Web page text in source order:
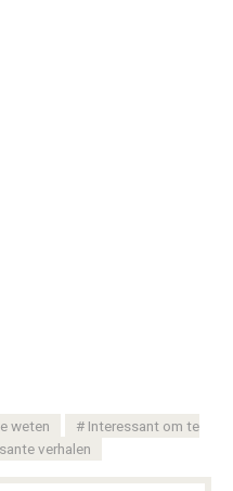
weten
Interessant om te
verhalen